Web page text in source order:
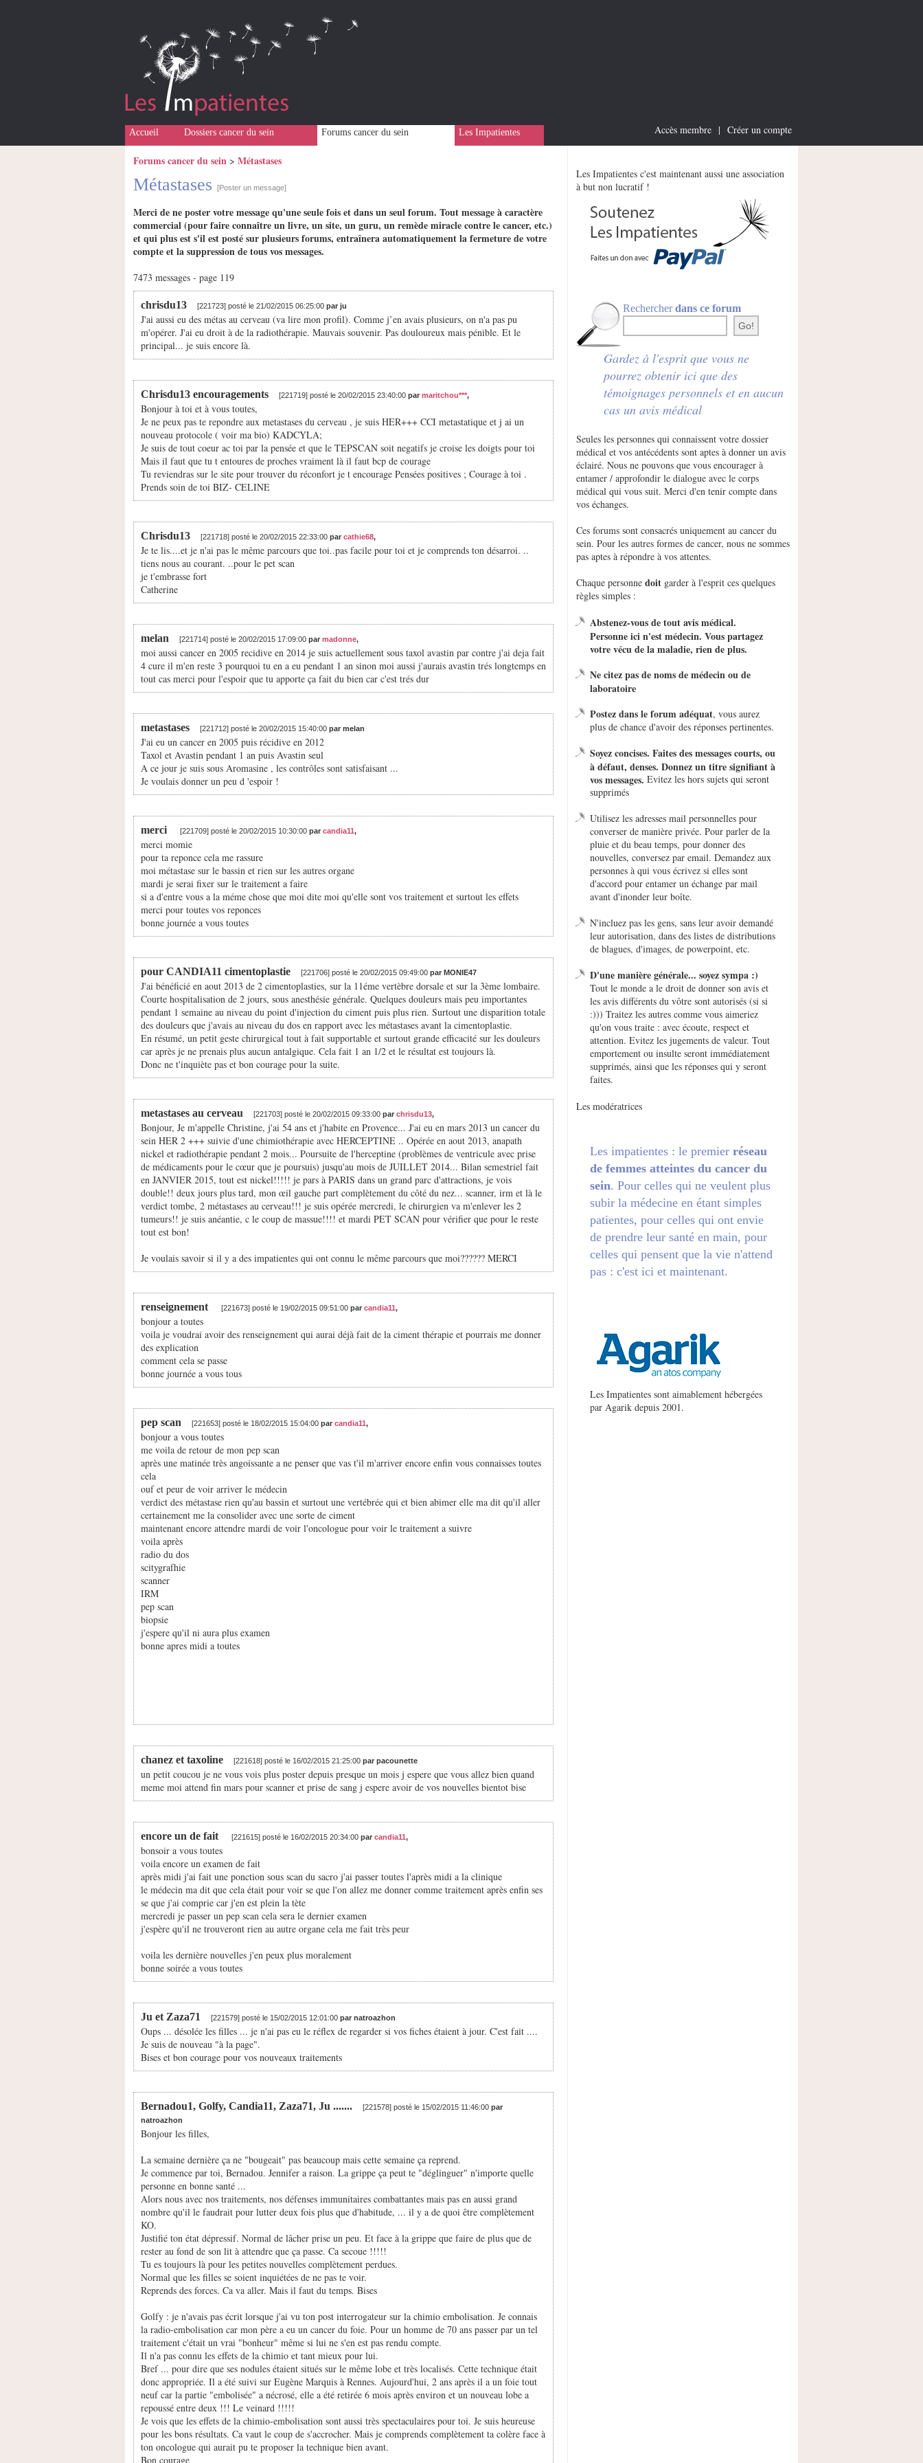
Accueil Dossiers cancer du sein Forums cancer du sein Les Impatientes Accès membre | Créer un compte
Forums cancer du sein > Métastases
Métastases [Poster un message]
Merci de ne poster votre message qu'une seule fois et dans un seul forum. Tout message à caractère
commercial (pour faire connaître un livre, un site, un guru, un remède miracle contre le cancer, etc.)
et qui plus est s'il est posté sur plusieurs forums, entraînera automatiquement la fermeture de votre
compte et la suppression de tous vos messages.
7473 messages - page 119
chrisdu13 [221723] posté le 21/02/2015 06:25:00 par ju
J'ai aussi eu des métas au cerveau (va lire mon profil). Comme j’en avais plusieurs, on n'a pas pu
m'opérer. J'ai eu droit à de la radiothérapie. Mauvais souvenir. Pas douloureux mais pénible. Et le
principal... je suis encore là.
Chrisdu13 encouragements [221719] posté le 20/02/2015 23:40:00 par maritchou***,
Bonjour à toi et à vous toutes,
Je ne peux pas te repondre aux metastases du cerveau , je suis HER+++ CCI metastatique et j ai un
nouveau protocole ( voir ma bio) KADCYLA;
Je suis de tout coeur ac toi par la pensée et que le TEPSCAN soit negatifs je croise les doigts pour toi
Mais il faut que tu t entoures de proches vraiment là il faut bcp de courage
Tu reviendras sur le site pour trouver du réconfort je t encourage Pensées positives ; Courage à toi .
Prends soin de toi BIZ- CELINE
Chrisdu13 [221718] posté le 20/02/2015 22:33:00 par cathie68,
Je te lis....et je n'ai pas le même parcours que toi..pas facile pour toi et je comprends ton désarroi. ..
tiens nous au courant. ..pour le pet scan
je t'embrasse fort
Catherine
melan [221714] posté le 20/02/2015 17:09:00 par madonne,
moi aussi cancer en 2005 recidive en 2014 je suis actuellement sous taxol avastin par contre j'ai deja fait
4 cure il m'en reste 3 pourquoi tu en a eu pendant 1 an sinon moi aussi j'aurais avastin trés longtemps en
tout cas merci pour l'espoir que tu apporte ça fait du bien car c'est trés dur
metastases [221712] posté le 20/02/2015 15:40:00 par melan
J'ai eu un cancer en 2005 puis récidive en 2012
Taxol et Avastin pendant 1 an puis Avastin seul
A ce jour je suis sous Aromasine , les contrôles sont satisfaisant ...
Je voulais donner un peu d 'espoir !
merci [221709] posté le 20/02/2015 10:30:00 par candia11,
merci momie
pour ta reponce cela me rassure
moi métastase sur le bassin et rien sur les autres organe
mardi je serai fixer sur le traitement a faire
si a d'entre vous a la méme chose que moi dite moi qu'elle sont vos traitement et surtout les effets
merci pour toutes vos reponces
bonne journée a vous toutes
pour CANDIA11 cimentoplastie [221706] posté le 20/02/2015 09:49:00 par MONIE47
J'ai bénéficié en aout 2013 de 2 cimentoplasties, sur la 11éme vertèbre dorsale et sur la 3ème lombaire.
Courte hospitalisation de 2 jours, sous anesthésie générale. Quelques douleurs mais peu importantes
pendant 1 semaine au niveau du point d'injection du ciment puis plus rien. Surtout une disparition totale
des douleurs que j'avais au niveau du dos en rapport avec les métastases avant la cimentoplastie.
En résumé, un petit geste chirurgical tout à fait supportable et surtout grande efficacité sur les douleurs
car après je ne prenais plus aucun antalgique. Cela fait 1 an 1/2 et le résultat est toujours là.
Donc ne t'inquiète pas et bon courage pour la suite.
metastases au cerveau [221703] posté le 20/02/2015 09:33:00 par chrisdu13,
Bonjour, Je m'appelle Christine, j'ai 54 ans et j'habite en Provence... J'ai eu en mars 2013 un cancer du
sein HER 2 +++ suivie d'une chimiothérapie avec HERCEPTINE .. Opérée en aout 2013, anapath
nickel et radiothérapie pendant 2 mois... Poursuite de l'herceptine (problèmes de ventricule avec prise
de médicaments pour le cœur que je poursuis) jusqu'au mois de JUILLET 2014... Bilan semestriel fait
en JANVIER 2015, tout est nickel!!!!! je pars à PARIS dans un grand parc d'attractions, je vois
double!! deux jours plus tard, mon œil gauche part complètement du côté du nez... scanner, irm et là le
verdict tombe, 2 métastases au cerveau!!! je suis opérée mercredi, le chirurgien va m'enlever les 2
tumeurs!! je suis anéantie, c le coup de massue!!!! et mardi PET SCAN pour vérifier que pour le reste
tout est bon!
Je voulais savoir si il y a des impatientes qui ont connu le même parcours que moi?????? MERCI
renseignement [221673] posté le 19/02/2015 09:51:00 par candia11,
bonjour a toutes
voila je voudrai avoir des renseignement qui aurai déjà fait de la ciment thérapie et pourrais me donner
des explication
comment cela se passe
bonne journée a vous tous
pep scan [221653] posté le 18/02/2015 15:04:00 par candia11,
bonjour a vous toutes
me voila de retour de mon pep scan
après une matinée très angoissante a ne penser que vas t'il m'arriver encore enfin vous connaisses toutes
cela
ouf et peur de voir arriver le médecin
verdict des métastase rien qu'au bassin et surtout une vertébrée qui et bien abimer elle ma dit qu'il aller
certainement me la consolider avec une sorte de ciment
maintenant encore attendre mardi de voir l'oncologue pour voir le traitement a suivre
voila après
radio du dos
scitygrafhie
scanner
IRM
pep scan
biopsie
j'espere qu'il ni aura plus examen
bonne apres midi a toutes
chanez et taxoline [221618] posté le 16/02/2015 21:25:00 par pacounette
un petit coucou je ne vous vois plus poster depuis presque un mois j espere que vous allez bien quand
meme moi attend fin mars pour scanner et prise de sang j espere avoir de vos nouvelles bientot bise
encore un de fait [221615] posté le 16/02/2015 20:34:00 par candia11,
bonsoir a vous toutes
voila encore un examen de fait
après midi j'ai fait une ponction sous scan du sacro j'ai passer toutes l'après midi a la clinique
le médecin ma dit que cela était pour voir se que l'on allez me donner comme traitement après enfin ses
se que j'ai comprie car j'en est plein la tète
mercredi je passer un pep scan cela sera le dernier examen
j'espère qu'il ne trouveront rien au autre organe cela me fait très peur
voila les dernière nouvelles j'en peux plus moralement
bonne soirée a vous toutes
Ju et Zaza71 [221579] posté le 15/02/2015 12:01:00 par natroazhon
Oups ... désolée les filles ... je n'ai pas eu le réflex de regarder si vos fiches étaient à jour. C'est fait ....
Je suis de nouveau "à la page".
Bises et bon courage pour vos nouveaux traitements
Bernadou1, Golfy, Candia11, Zaza71, Ju ....... [221578] posté le 15/02/2015 11:46:00 par
natroazhon
Bonjour les filles,
La semaine dernière ça ne "bougeait" pas beaucoup mais cette semaine ça reprend.
Je commence par toi, Bernadou. Jennifer a raison. La grippe ça peut te "déglinguer" n'importe quelle
personne en bonne santé ...
Alors nous avec nos traitements, nos défenses immunitaires combattantes mais pas en aussi grand
nombre qu'il le faudrait pour lutter deux fois plus que d'habitude, ... il y a de quoi être complètement
KO.
Justifié ton état dépressif. Normal de lâcher prise un peu. Et face à la grippe que faire de plus que de
rester au fond de son lit à attendre que ça passe. Ca secoue !!!!!
Tu es toujours là pour les petites nouvelles complètement perdues.
Normal que les filles se soient inquiétées de ne pas te voir.
Reprends des forces. Ca va aller. Mais il faut du temps. Bises
Golfy : je n'avais pas écrit lorsque j'ai vu ton post interrogateur sur la chimio embolisation. Je connais
la radio-embolisation car mon père a eu un cancer du foie. Pour un homme de 70 ans passer par un tel
traitement c'était un vrai "bonheur" même si lui ne s'en est pas rendu compte.
Il n'a pas connu les effets de la chimio et tant mieux pour lui.
Bref ... pour dire que ses nodules étaient situés sur le même lobe et très localisés. Cette technique était
donc appropriée. Il a été suivi sur Eugène Marquis à Rennes. Aujourd'hui, 2 ans après il a un foie tout
neuf car la partie "embolisée" a nécrosé, elle a été retirée 6 mois après environ et un nouveau lobe a
repoussé entre deux !!! Le veinard !!!!!
Je vois que les effets de la chimio-embolisation sont aussi très spectaculaires pour toi. Je suis heureuse
pour les bons résultats. Ca vaut le coup de s'accrocher. Mais je comprends complètement ta colère face à
ton oncologue qui aurait pu te proposer la technique bien avant.
Bon courage
Les Impatientes c'est maintenant aussi une association
à but non lucratif !
Rechercherdans ce forum
Gardez à l'esprit que vous ne
pourrez obtenir ici que des
témoignages personnels et en aucun
cas un avis médical
Seules les personnes qui connaissent votre dossier
médical et vos antécédents sont aptes à donner un avis
éclairé. Nous ne pouvons que vous encourager à
entamer / approfondir le dialogue avec le corps
médical qui vous suit. Merci d'en tenir compte dans
vos échanges.
Ces forums sont consacrés uniquement au cancer du
sein. Pour les autres formes de cancer, nous ne sommes
pas aptes à répondre à vos attentes.
Chaque personne doit garder à l'esprit ces quelques
règles simples :
Abstenez-vous de tout avis médical.
Personne ici n'est médecin. Vous partagez
votre vécu de la maladie, rien de plus.
Ne citez pas de noms de médecin ou de
laboratoire
Postez dans le forum adéquat, vous aurez
plus de chance d'avoir des réponses pertinentes.
Soyez concises. Faites des messages courts, ou
à défaut, denses. Donnez un titre signifiant à
vos messages. Evitez les hors sujets qui seront
supprimés
Utilisez les adresses mail personnelles pour
converser de manière privée. Pour parler de la
pluie et du beau temps, pour donner des
nouvelles, conversez par email. Demandez aux
personnes à qui vous écrivez si elles sont
d'accord pour entamer un échange par mail
avant d'inonder leur boîte.
N'incluez pas les gens, sans leur avoir demandé
leur autorisation, dans des listes de distributions
de blagues, d'images, de powerpoint, etc.
D'une manière générale... soyez sympa :)
Tout le monde a le droit de donner son avis et
les avis différents du vôtre sont autorisés (si si
:))) Traitez les autres comme vous aimeriez
qu'on vous traite : avec écoute, respect et
attention. Evitez les jugements de valeur. Tout
emportement ou insulte seront immédiatement
supprimés, ainsi que les réponses qui y seront
faites.
Les modératrices
Les impatientes : le premier réseau
de femmes atteintes du cancer du
sein. Pour celles qui ne veulent plus
subir la médecine en étant simples
patientes, pour celles qui ont envie
de prendre leur santé en main, pour
celles qui pensent que la vie n'attend
pas : c'est ici et maintenant.
Les Impatientes sont aimablement hébergées
par Agarik depuis 2001.